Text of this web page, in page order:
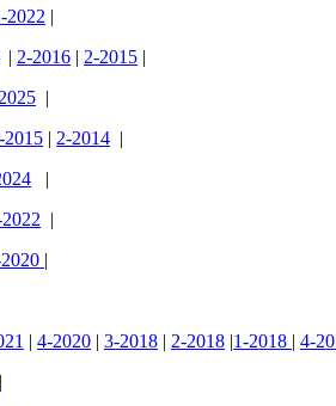
2022 |
| 2-2016 | 2-2015 |
|
2015 | 2-2014 |
|
|
|
| 4-2020 | 3-2018 | 2-2018 |1-2018 | 4-
|